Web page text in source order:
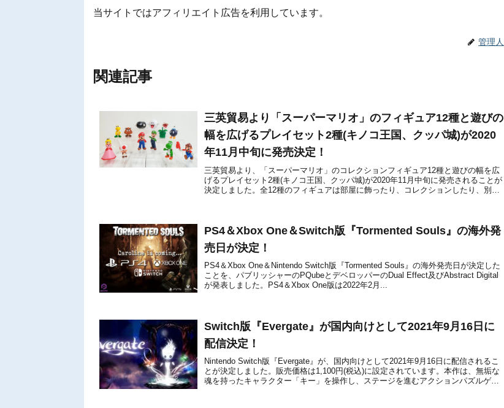
当サイトではアフィリエイト広告を利用しています。
管理人
関連記事
三英貿易より「スーパーマリオ」のフィギュア12種と遊びの
幅を広げるプレイセット2種(キノコ王国、クッパ城)が2020
年11月中旬に発売決定！
三英貿易より、「スーパーマリオ」のコレクションフィギュア12種と遊びの幅を広
げるプレイセット2種(キノコ王国、クッパ城)が2020年11月中旬に発売されることが
決定しました。全12種のフィギュアは部屋に飾ったり、コレクションしたり、別売
PS4＆Xbox One＆Switch版『Tormented Souls』の海外発
売日が決定！
PS4＆Xbox One＆Nintendo Switch版『Tormented Souls』の海外発売日が決定した
ことを、パブリッシャーのPQubeとデベロッパーのDual Effect及びAbstract Digital
が発表しました。PS4＆Xbox One版は2022年2月...
Switch版『Evergate』が国内向けとして2021年9月16日に
配信決定！
Nintendo Switch版『Evergate』が、国内向けとして2021年9月16日に配信されるこ
とが決定しました。販売価格は1,100円(税込)に設定されています。本作は、無垢な
魂を持ったキャラクター「キー」を操作し、ステージを進むアクションパズルゲー